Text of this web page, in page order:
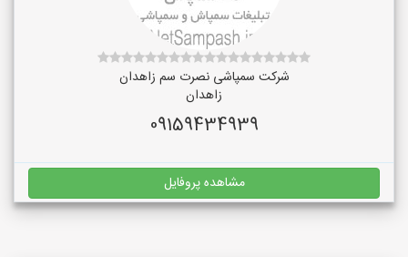
شرکت سمپاشی نصرت سم زاهدان
زاهدان
09159434939
مشاهده پروفایل